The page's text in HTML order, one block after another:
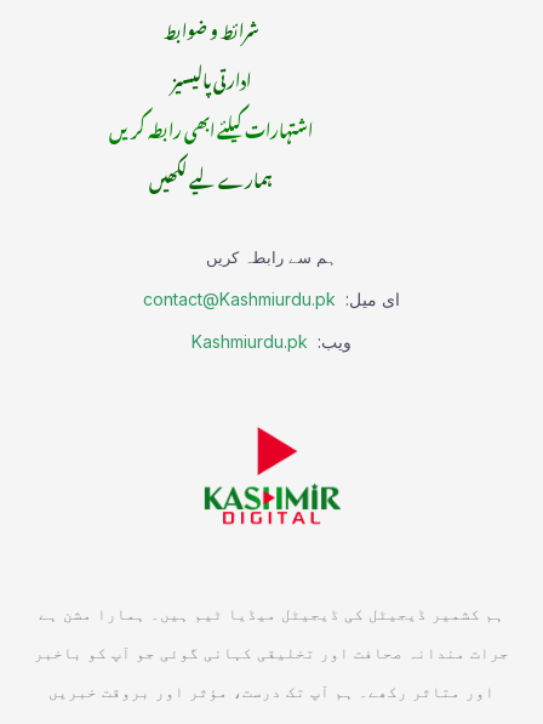
شرائط و ضوابط
ادارتی پالیسیز
اشتہارات کیلئے ابھی رابطہ کریں
ہمارے لیے لکھیں
ہم سے رابطہ کریں
ای میل: contact@Kashmiurdu.pk
ویب: Kashmiurdu.pk
ہم کشمیر ڈیجیٹل کی ڈیجیٹل میڈیا ٹیم ہیں۔ ہمارا مشن ہے
جرات مندانہ صحافت اور تخلیقی کہانی گوئی جو آپ کو باخبر
اور متاثر رکھے۔ ہم آپ تک درست، مؤثر اور بروقت خبریں